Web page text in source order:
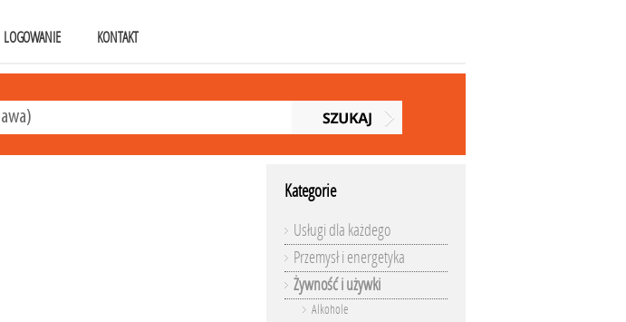
LOGOWANIE KONTAKT
Kategorie
Usługi dla każdego
Przemysł i energetyka
Żywność i używki
Alkohole